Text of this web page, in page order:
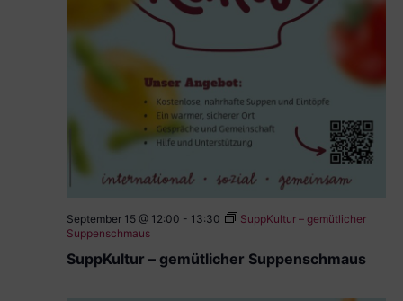
SuppKultur – gemütlicher Suppenschmaus
September 15 @ 12:00 - 13:30
SuppKultur – gemütlicher
Suppenschmaus